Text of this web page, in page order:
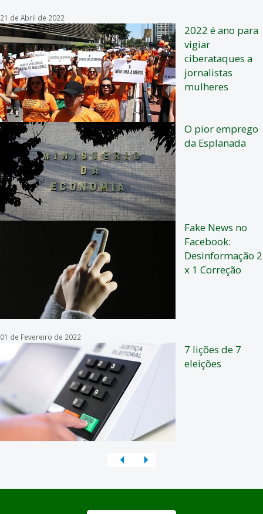
21 de Abril de 2022
2022 é ano para
vigiar
ciberataques a
jornalistas
mulheres
O pior emprego
da Esplanada
Fake News no
Facebook:
Desinformação 2
x 1 Correção
01 de Fevereiro de 2022
7 lições de 7
eleições